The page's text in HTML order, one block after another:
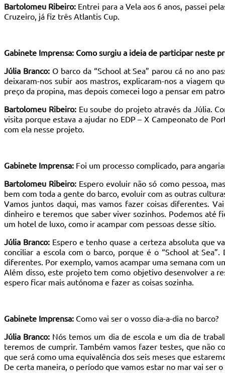
Bartolomeu Ribeiro: Entrei para a Vela aos 6 anos, passei
Cruzeiro, já fiz três Atlantis Cup.
Gabinete Imprensa: Como surgiu a ideia de participar neste
Júlia Branco:O barco da “School at Sea” parou cá no ano
deixaram-nos subir aos mastros, explicaram-nos a viagem
preço da propina, mas depois comecei logo a pensar em
Bartolomeu Ribeiro:Eu soube do projeto através da Júlia.
visita porque estava a ajudar no EDP – X Campeonato de
com ela nesse projeto.
Gabinete Imprensa: Foi um processo complicado, para
Bartolomeu Ribeiro: Espero evoluir não só como pessoa,
bem com toda a gente do barco, evoluir com as outras
Vamos juntos daqui, mas vamos fazer coisas diferentes.
dinheiro e teremos que saber viver sozinhos. Podemos até
um hotel de luxo, como ir acampar com pessoas desse sítio.
Júlia Branco:Espero e tenho quase a certeza absoluta que
conciliar a escola com o barco, porque é o “School at
diferentes. Por exemplo, vamos acampar uma semana com
Além disso, este projeto tem como objetivo desenvolver a
espero ficar mais autónoma e fazer as coisas sozinha.
Gabinete Imprensa: Como vai ser o vosso dia-a-dia no barco?
Júlia Branco: Nós temos um dia de escola e um dia de
teremos de cumprir. Também vamos fazer testes, que não
que será como uma equivalência dos seis meses que
De certa maneira, o período que vamos estar no mar vai ser